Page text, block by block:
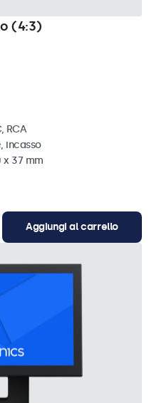
(4:3)
RCA
incasso
x 37 mm
Aggiungi al carrello